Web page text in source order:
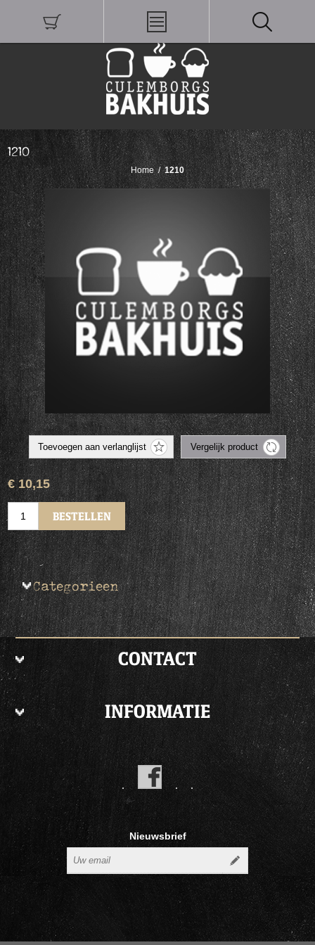
1210
Home / 1210
€ 10,15
Categorieen
CONTACT
INFORMATIE
Nieuwsbrief